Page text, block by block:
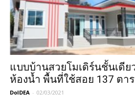
แบบบ้านสวยโมเดิร์นชั้นเดีย
ห้องน้ำ พื้นที่ใช้สอย 137 ตาร
DoIDEA - 02/03/2021